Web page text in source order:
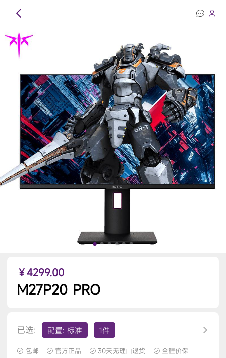
￥4299.00
M27P20 PRO
已选: 配置: 标准 1件
包邮 官方正品 30天无理由退货 全程价保